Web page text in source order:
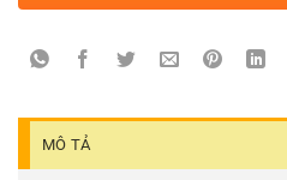
MÔ TẢ